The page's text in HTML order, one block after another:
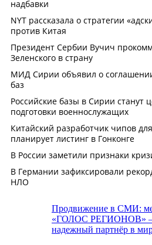
Продвижение в СМИ:
«ГОЛОС РЕГИОНОВ»
надежный партнёр в